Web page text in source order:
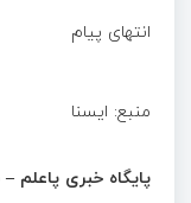
انتهای پیام
منبع: ا‌یسنا
پایگاه خبری پاعلم